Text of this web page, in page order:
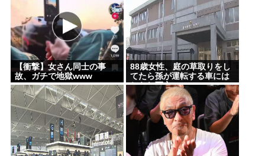
【衝撃】女さん同士の事
故、ガチで地獄www
88歳女性、庭の草取りをし
てたら孫が運転する車には
ねられ死亡